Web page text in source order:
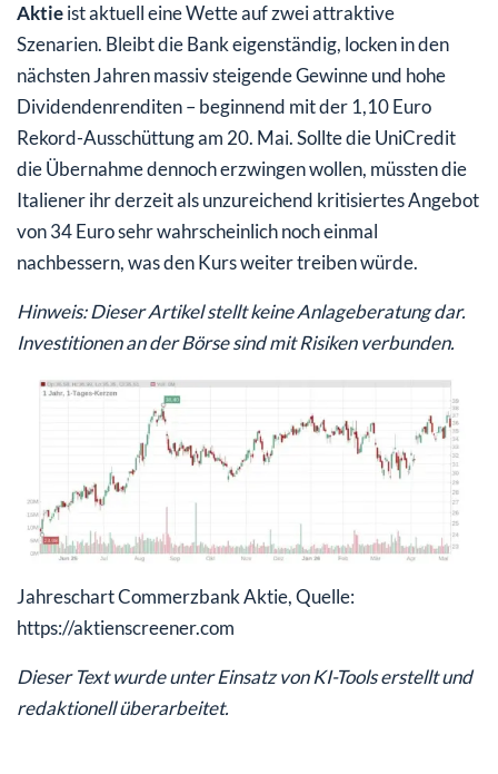
Aktieist aktuell eine Wette auf zwei attraktive
Szenarien. Bleibt die Bank eigenständig, locken in den
nächsten Jahren massiv steigende Gewinne und hohe
Dividendenrenditen – beginnend mit der 1,10 Euro
Rekord-Ausschüttung am 20. Mai. Sollte die UniCredit
die Übernahme dennoch erzwingen wollen, müssten die
Italiener ihr derzeit als unzureichend kritisiertes Angebot
von 34 Euro sehr wahrscheinlich noch einmal
nachbessern, was den Kurs weiter treiben würde.
Hinweis: Dieser Artikel stellt keine Anlageberatung dar.
Investitionen an der Börse sind mit Risiken verbunden.
Jahreschart Commerzbank Aktie, Quelle:
https://aktienscreener.com
Dieser Text wurde unter Einsatz von KI-Tools erstellt und
redaktionell überarbeitet.